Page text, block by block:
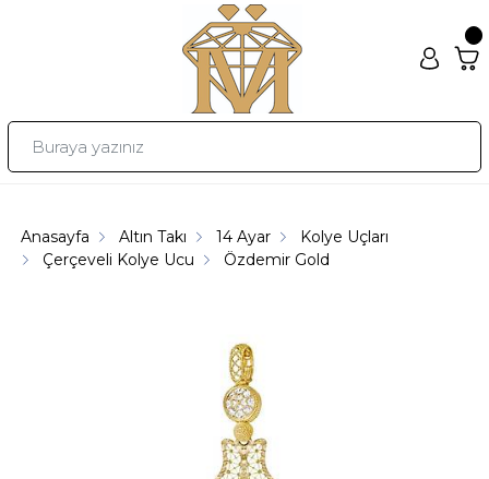
Anasayfa Altın Takı 14 Ayar
Kolye Uçları
Çerçeveli Kolye Ucu
Özdemir Gold